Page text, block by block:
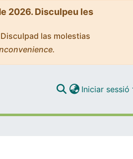
2026. Disculpeu les
las molestias
Iniciar sessió